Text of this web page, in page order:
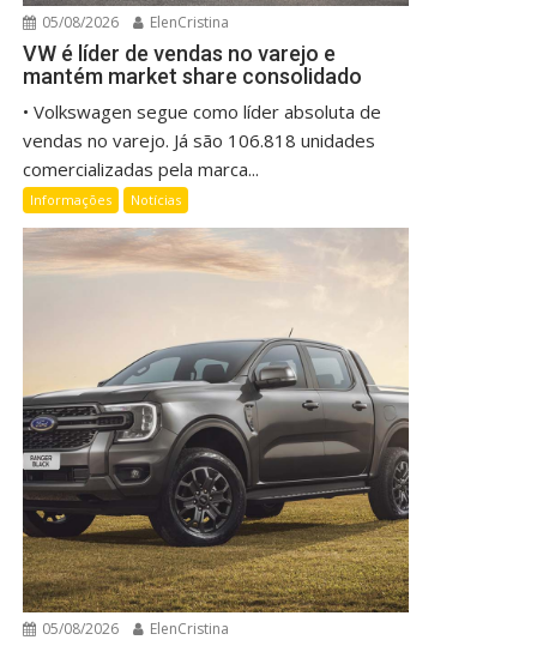
05/08/2026 ElenCristina
VW é líder de vendas no varejo e
mantém market share consolidado
• Volkswagen segue como líder absoluta de
vendas no varejo. Já são 106.818 unidades
comercializadas pela marca...
Informações Notícias
05/08/2026 ElenCristina